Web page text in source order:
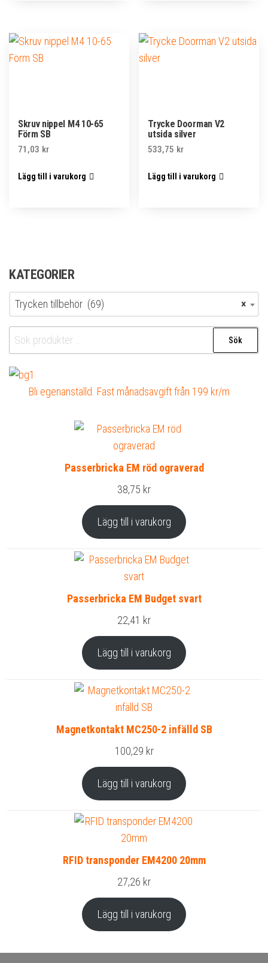
Skruv nippel M4 10-65
Förm SB
71,03 kr
Lägg till i varukorg
Trycke Doorman V2
utsida silver
533,75 kr
Lägg till i varukorg
KATEGORIER
×
Trycken tillbehör (69)
Sök
efter:
Sök
Bli egenanställd. Fast månadsavgift från 199 kr/m
Passerbricka EM röd ograverad
38,75 kr
Lägg till i varukorg
Passerbricka EM Budget svart
22,41 kr
Lägg till i varukorg
Magnetkontakt MC250-2 infälld SB
100,29 kr
Lägg till i varukorg
RFID transponder EM4200 20mm
27,26 kr
Lägg till i varukorg